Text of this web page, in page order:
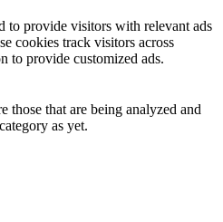
to provide visitors with relevant ads
cookies track visitors across
to provide customized ads.
those that are being analyzed and
as yet.